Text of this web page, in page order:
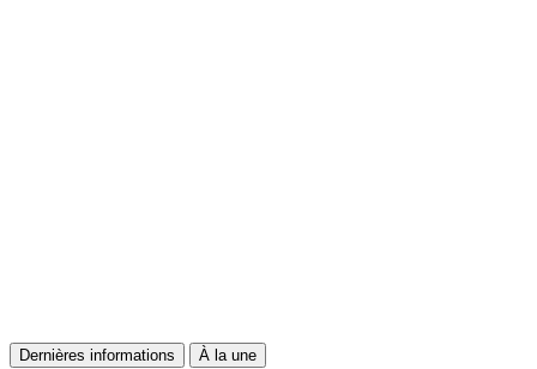
Dernières informations À la une